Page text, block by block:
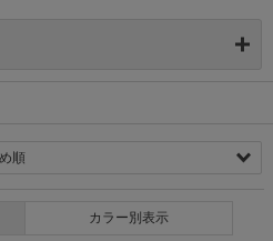
カラー別表示